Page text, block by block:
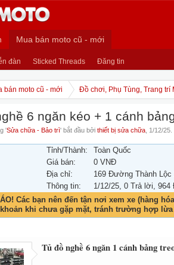
Mua bán moto cũ - mới
đàn Sticked Threads Đăng tin
bán moto cũ - mới Đồ chơi, Phụ Tùng, Trang trí
6 ngăn kéo + 1 cánh
'Sửa chữa - Bảo trì' bắt đầu bởi thiết bị sửa chữa 1/12/25
Tỉnh/Thành:
Toàn Quốc
Giá bán:
0 VNĐ
Địa chỉ:
169 Đường Thành Lộc
Thông tin:
1/12/25, 0 Trả lời, 964
Các bạn nên đến tận nơi xem xe (hàng
khi chưa gặp mặt, tránh trường hợp
Tủ đồ nghề 6 ngăn 1 cánh bảng